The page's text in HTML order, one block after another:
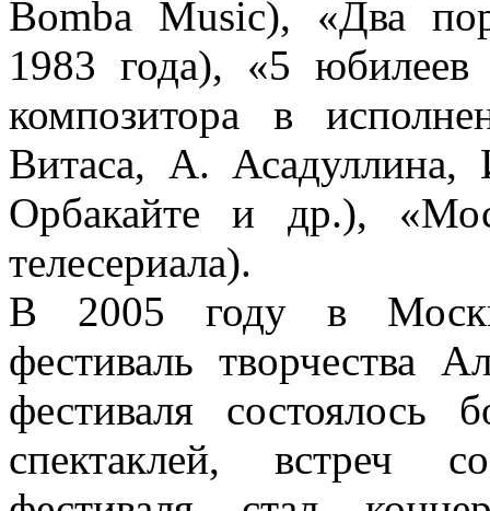
Bomba Music), «Два
1983 года), «5
композитора в
Витаса, А.
Орбакайте и др.),
телесериала).
В 2005 году в
фестиваль творчества
фестиваля состоялось
спектаклей, встреч